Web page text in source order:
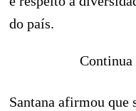
do país.
Continua
Santana afirmou que